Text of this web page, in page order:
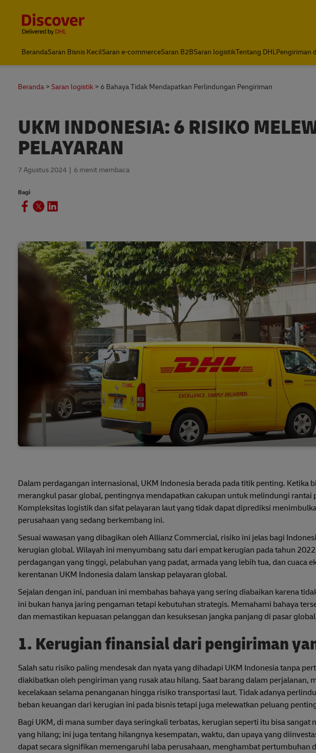
DHL Express Indonesia
BerandaSaran Bisnis KecilSaran e-commerceSaran B2BSaran logistikTentang DHLPengiriman
Beranda Saran logistik 6 Bahaya Tidak Mendapatkan Perlindungan Pengiriman
UKM INDONESIA: 6 RISIKO
PELAYARAN
7 Agustus 2024 6 menit membaca
Bagi
Dalam perdagangan internasional, UKM Indonesia berada pada titik penting. Ketika
merangkul pasar global, pentingnya mendapatkan cakupan untuk melindungi rantai
Kompleksitas logistik dan sifat pelayaran laut yang tidak dapat diprediksi
perusahaan yang sedang berkembang ini.
Sesuai wawasan yang dibagikan oleh Allianz Commercial, risiko ini jelas bagi
kerugian global. Wilayah ini menyumbang satu dari empat kerugian pada tahun
perdagangan yang tinggi, pelabuhan yang padat, armada yang lebih tua, dan
kerentanan UKM Indonesia dalam lanskap pelayaran global.
Sejalan dengan ini, panduan ini membahas bahaya yang sering diabaikan karena
ini bukan hanya jaring pengaman tetapi kebutuhan strategis. Memahami bahaya
dan memastikan kepuasan pelanggan dan kesuksesan jangka panjang di pasar
1. Kerugian finansial dari pengiriman
Salah satu risiko paling mendesak dan nyata yang dihadapi UKM Indonesia tanpa
diakibatkan oleh pengiriman yang rusak atau hilang. Saat barang dalam perjalanan,
kecelakaan selama penanganan hingga risiko transportasi laut. Tidak adanya
beban keuangan dari kerugian ini pada bisnis tetapi juga melewatkan peluang
Bagi UKM, di mana sumber daya seringkali terbatas, kerugian seperti itu bisa
yang hilang; ini juga tentang hilangnya kesempatan, waktu, dan upaya yang
dapat secara signifikan memengaruhi laba perusahaan, menghambat pertumbuhan